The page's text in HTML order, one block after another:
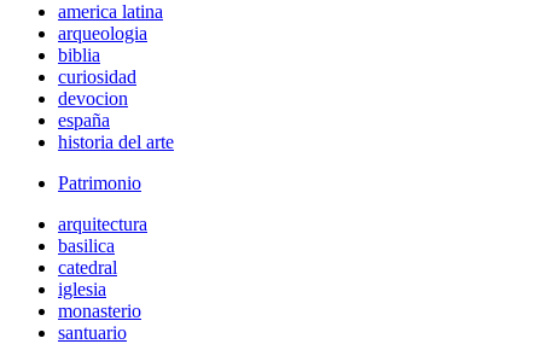
america latina
arqueologia
biblia
curiosidad
devocion
españa
historia del arte
Patrimonio
arquitectura
basilica
catedral
iglesia
monasterio
santuario